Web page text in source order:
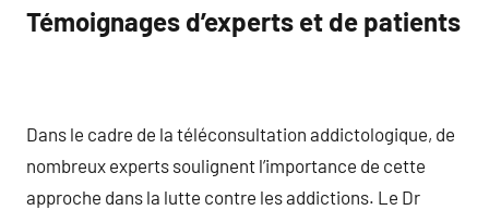
Témoignages d’experts et de patients
Dans le cadre de la téléconsultation addictologique, de
nombreux experts soulignent l’importance de cette
approche dans la lutte contre les addictions. Le Dr